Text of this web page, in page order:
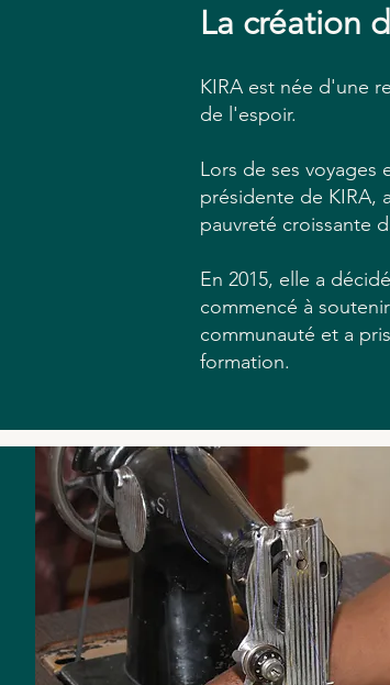
La création
KIRA est née d'une
de l'espoir.
Lors de ses voyages
présidente de KIRA,
pauvreté croissante
En 2015, elle a
commencé à
communauté et a
formation.